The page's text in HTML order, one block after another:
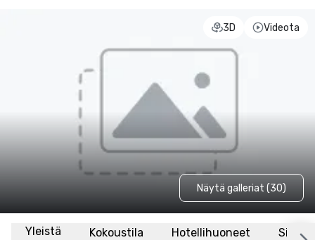
3D Videota
Näytä galleriat (30)
Yleistä Kokoustila Hotellihuoneet Sijainti